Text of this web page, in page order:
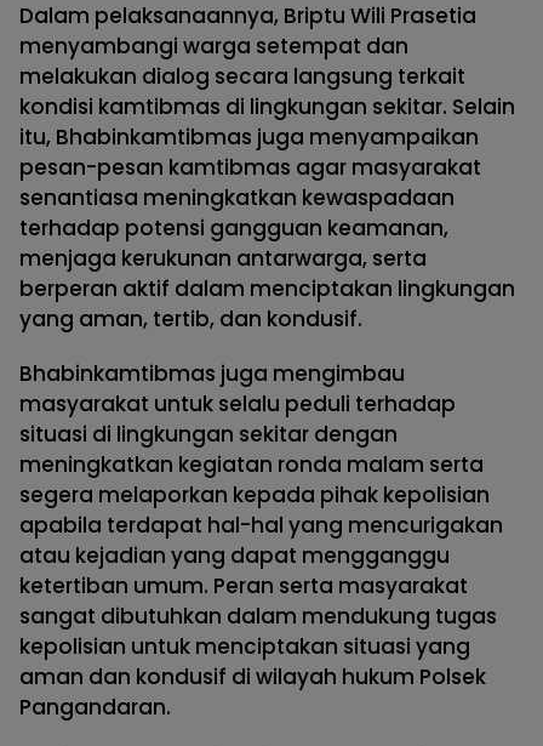
Dalam pelaksanaannya, Briptu Wili Prasetia
menyambangi warga setempat dan
melakukan dialog secara langsung terkait
kondisi kamtibmas di lingkungan sekitar. Selain
itu, Bhabinkamtibmas juga menyampaikan
pesan-pesan kamtibmas agar masyarakat
senantiasa meningkatkan kewaspadaan
terhadap potensi gangguan keamanan,
menjaga kerukunan antarwarga, serta
berperan aktif dalam menciptakan lingkungan
yang aman, tertib, dan kondusif.
Bhabinkamtibmas juga mengimbau
masyarakat untuk selalu peduli terhadap
situasi di lingkungan sekitar dengan
meningkatkan kegiatan ronda malam serta
segera melaporkan kepada pihak kepolisian
apabila terdapat hal-hal yang mencurigakan
atau kejadian yang dapat mengganggu
ketertiban umum. Peran serta masyarakat
sangat dibutuhkan dalam mendukung tugas
kepolisian untuk menciptakan situasi yang
aman dan kondusif di wilayah hukum Polsek
Pangandaran.